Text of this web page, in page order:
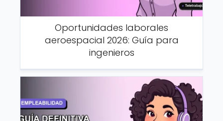
Oportunidades laborales
aeroespacial 2026: Guía para
ingenieros